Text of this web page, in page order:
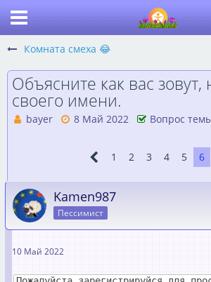
Комната смеха 😂
Объясните как вас зовут,
своего имени.
bayer 8 Май 2022 Вопрос
1 2 3 4 5 6
Kamen987
Пессимист
10 Май 2022